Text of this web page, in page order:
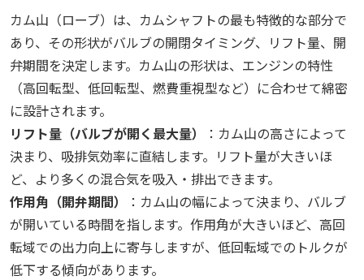
カム山（ローブ）は、カムシャフトの最も特徴的な部分で
あり、その形状がバルブの開閉タイミング、リフト量、開
弁期間を決定します。カム山の形状は、エンジンの特性
（高回転型、低回転型、燃費重視型など）に合わせて綿密
に設計されます。
リフト量（バルブが開く最大量）
：カム山の高さによって
決まり、吸排気効率に直結します。リフト量が大きいほ
ど、より多くの混合気を吸入・排出できます。
作用角（開弁期間）
：カム山の幅によって決まり、バルブ
が開いている時間を指します。作用角が大きいほど、高回
転域での出力向上に寄与しますが、低回転域でのトルクが
低下する傾向があります。